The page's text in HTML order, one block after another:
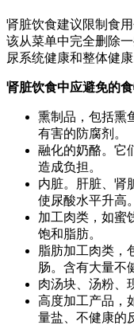
肾脏饮食建议限制食
该从菜单中完全删除
尿系统健康和整体健康
肾脏饮食中应避免的
熏制品，包括熏
有害的防腐剂。
融化的奶酪。它
造成负担。
内脏。肝脏、肾
使尿酸水平升高。
加工肉类，如蜜
饱和脂肪。
脂肪加工肉类，
肠。含有大量不
肉汤块、汤粉、
高度加工产品，
量盐、不健康的